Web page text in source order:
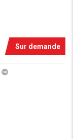
Sur demande